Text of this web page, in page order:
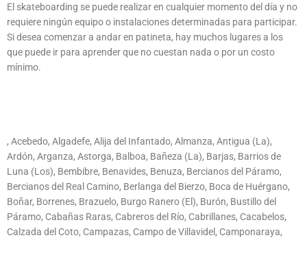
El skateboarding se puede realizar en cualquier momento del día y no
requiere ningún equipo o instalaciones determinadas para participar.
Si desea comenzar a andar en patineta, hay muchos lugares a los
que puede ir para aprender que no cuestan nada o por un costo
mínimo.
, Acebedo, Algadefe, Alija del Infantado, Almanza, Antigua (La),
Ardón, Arganza, Astorga, Balboa, Bañeza (La), Barjas, Barrios de
Luna (Los), Bembibre, Benavides, Benuza, Bercianos del Páramo,
Bercianos del Real Camino, Berlanga del Bierzo, Boca de Huérgano,
Boñar, Borrenes, Brazuelo, Burgo Ranero (El), Burón, Bustillo del
Páramo, Cabañas Raras, Cabreros del Río, Cabrillanes, Cacabelos,
Calzada del Coto, Campazas, Campo de Villavidel, Camponaraya,